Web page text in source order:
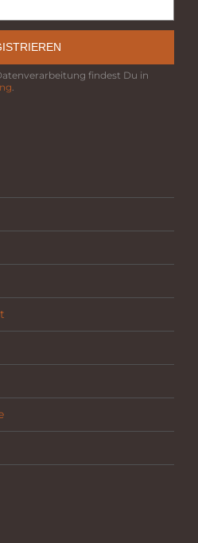
findest Du in
.